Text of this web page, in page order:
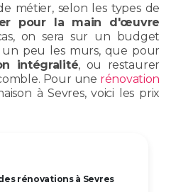
métier, selon les types de
pour la main d'œuvre
on sera sur un budget
peu les murs, que pour
intégralité, ou restaurer
Pour une rénovation
à Sevres, voici les prix
rénovations à Sevres